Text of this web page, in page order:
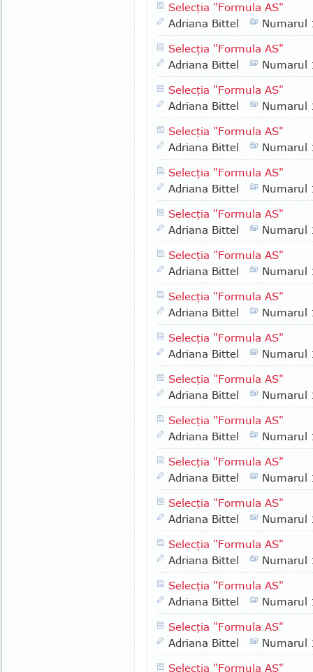
Selecţia "Formula AS"
Adriana Bittel
Numarul
Selecţia "Formula AS"
Adriana Bittel
Numarul
Selecţia "Formula AS"
Adriana Bittel
Numarul
Selecţia "Formula AS"
Adriana Bittel
Numarul
Selecţia "Formula AS"
Adriana Bittel
Numarul
Selecţia "Formula AS"
Adriana Bittel
Numarul
Selecţia "Formula AS"
Adriana Bittel
Numarul
Selecţia "Formula AS"
Adriana Bittel
Numarul
Selecţia "Formula AS"
Adriana Bittel
Numarul
Selecţia "Formula AS"
Adriana Bittel
Numarul
Selecţia "Formula AS"
Adriana Bittel
Numarul
Selecţia "Formula AS"
Adriana Bittel
Numarul
Selecţia "Formula AS"
Adriana Bittel
Numarul
Selecţia "Formula AS"
Adriana Bittel
Numarul
Selecţia "Formula AS"
Adriana Bittel
Numarul
Selecţia "Formula AS"
Adriana Bittel
Numarul
Selecţia "Formula AS"